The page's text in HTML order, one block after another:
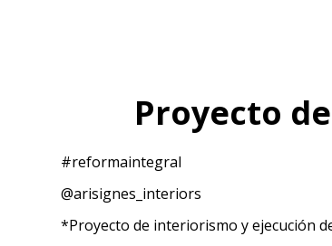
Proyecto
#reformaintegral
@arisignes_interiors
*Proyecto de interiorismo y ejecución